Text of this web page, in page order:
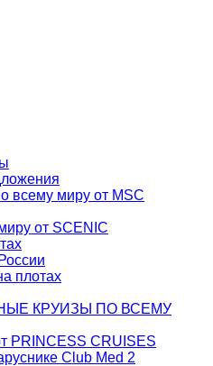
всему миру от MSC
от SCENIC
плотах
КРУИЗЫ ПО ВСЕМУ
PRINCESS CRUISES
Club Med 2